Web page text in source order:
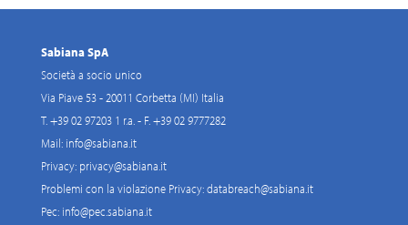
Sabiana SpA
Società a socio unico
Via Piave 53 - 20011 Corbetta (MI) Italia
T. +39 02 97203 1 r.a. - F. +39 02 9777282
Mail: info@sabiana.it
Privacy: privacy@sabiana.it
Problemi con la violazione Privacy:databreach@sabiana.it
Pec: info@pec.sabiana.it